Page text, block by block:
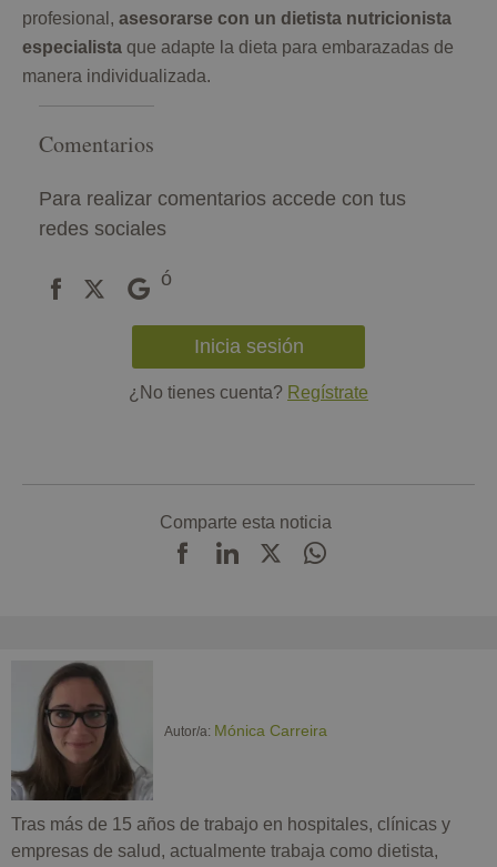
profesional, asesorarse con un dietista nutricionista
especialista que adapte la dieta para embarazadas de
manera individualizada.
Comentarios
Para realizar comentarios accede con tus
redes sociales
ó
Inicia sesión
¿No tienes cuenta? Regístrate
Comparte esta noticia
Autor/a: Mónica Carreira
Tras más de 15 años de trabajo en hospitales, clínicas y
empresas de salud, actualmente trabaja como dietista,